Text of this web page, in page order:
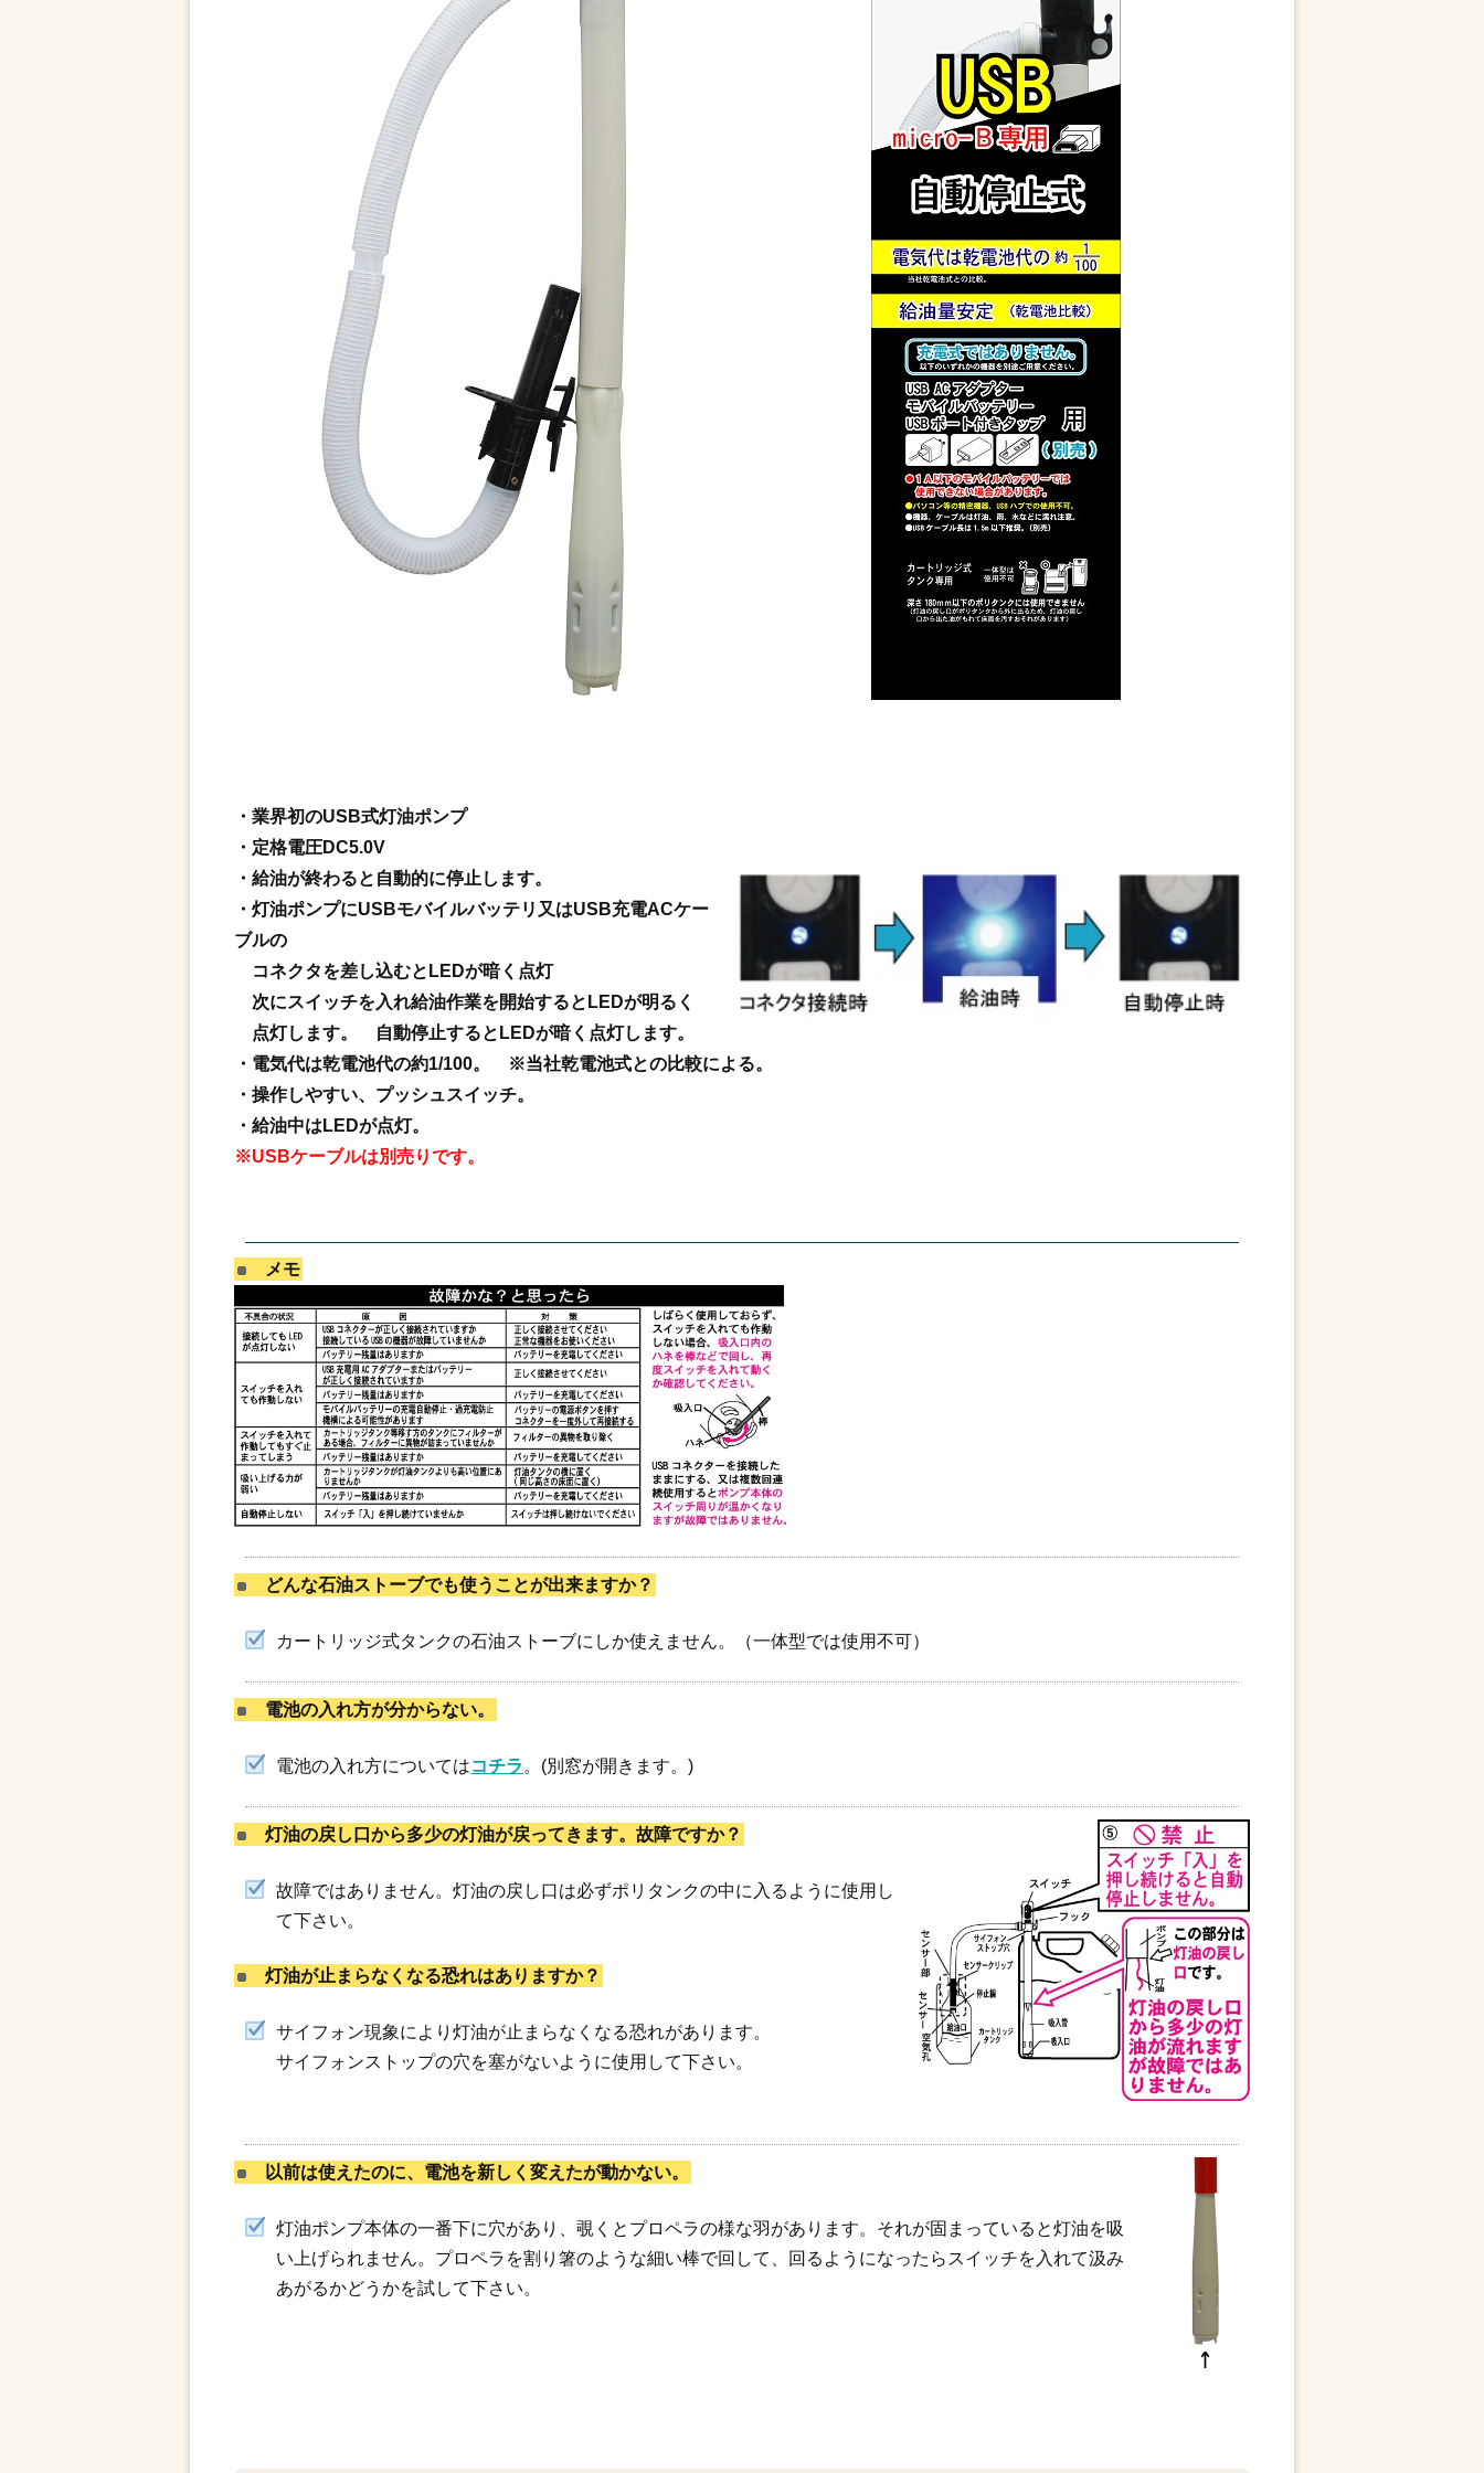
・業界初のUSB式灯油ポンプ
・定格電圧DC5.0V
・給油が終わると自動的に停止します。
・灯油ポンプにUSBモバイルバッテリ又はUSB充電ACケー
ブルの
コネクタを差し込むとLEDが暗く点灯
次にスイッチを入れ給油作業を開始するとLEDが明るく
点灯します。 自動停止するとLEDが暗く点灯します。
・電気代は乾電池代の約1/100。 ※当社乾電池式との比較による。
・操作しやすい、プッシュスイッチ。
・給油中はLEDが点灯。
※USBケーブルは別売りです。
メモ
どんな石油ストーブでも使うことが出来ますか？
カートリッジ式タンクの石油ストーブにしか使えません。（一体型では使用不可）
電池の入れ方が分からない。
電池の入れ方についてはコチラ 。(別窓が開きます。)
灯油の戻し口から多少の灯油が戻ってきます。故障ですか？
故障ではありません。灯油の戻し口は必ずポリタンクの中に入るように使用し
て下さい。
灯油が止まらなくなる恐れはありますか？
サイフォン現象により灯油が止まらなくなる恐れがあります。
サイフォンストップの穴を塞がないように使用して下さい。
以前は使えたのに、電池を新しく変えたが動かない。
灯油ポンプ本体の一番下に穴があり、覗くとプロペラの様な羽があります。それが固まっていると灯油を吸
い上げられません。プロペラを割り箸のような細い棒で回して、回るようになったらスイッチを入れて汲み
あがるかどうかを試して下さい。